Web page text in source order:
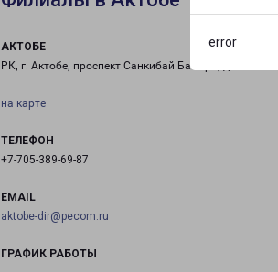
error
АКТОБЕ
РК, г. Актобе, проспект Санкибай Батыра, д. 14/9
на карте
ТЕЛЕФОН
+7-705-389-69-87
EMAIL
aktobe-dir@pecom.ru
ГРАФИК РАБОТЫ